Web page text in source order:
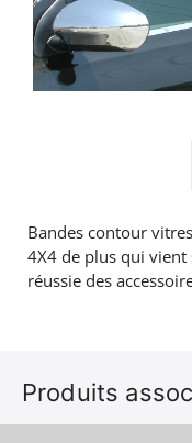
Bandes contour
4X4 de plus qui
réussie des
Produits